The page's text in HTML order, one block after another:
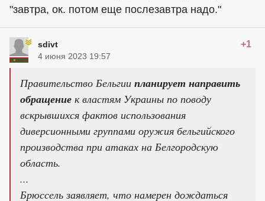
"завтра, ок. потом еще послезавтра надо."
sdivt +1
4 июня 2023 19:57
Правительство Бельгии планирует направить
обращение к властям Украины по поводу
вскрывшихся фактов использования
диверсионными группами оружия бельгийского
производства при атаках на Белгородскую
область.
...
Брюссель заявляет, что намерен дождаться